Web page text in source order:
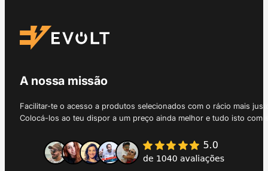
A nossa missão
Facilitar-te o acesso a produtos selecionados com o rácio mais
Colocá-los ao teu dispor a um preço ainda melhor e tudo isto